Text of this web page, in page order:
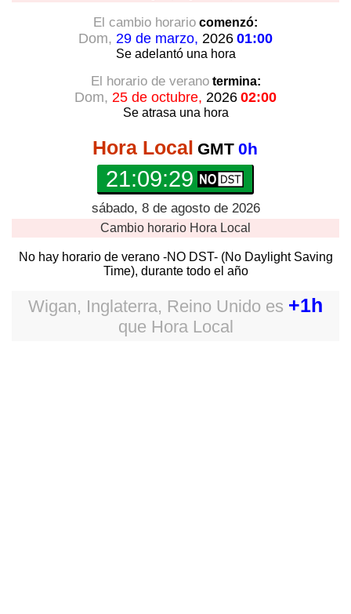
El cambio horario comenzó:
Dom, 29 de marzo, 2026 01:00
Se adelantó una hora
El horario de veranotermina:
Dom, 25 de octubre, 2026 02:00
Se atrasa una hora
Hora Local GMT 0h
21:09:29
sábado, 8 de agosto de 2026
Cambio horario Hora Local
No hay horario de verano -NO DST- (No Daylight Saving
Time), durante todo el año
Wigan, Inglaterra, Reino Unido es +1h
que Hora Local